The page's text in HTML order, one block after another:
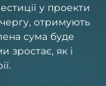
у проекти
отримують
сума буде
зростає, як і